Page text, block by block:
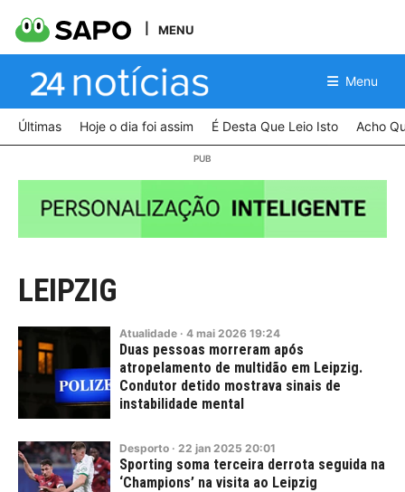
MENU
Menu
Últimas Hoje o dia foi assim É Desta Que Leio Isto Acho
LEIPZIG
Atualidade · 4 mai 2026 19:24
Duas pessoas morreram após
atropelamento de multidão em Leipzig.
Condutor detido mostrava sinais de
instabilidade mental
Desporto · 22 jan 2025 20:01
Sporting soma terceira derrota seguida na
‘Champions’ na visita ao Leipzig